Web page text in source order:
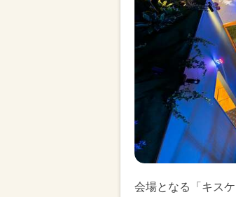
会場となる「キス